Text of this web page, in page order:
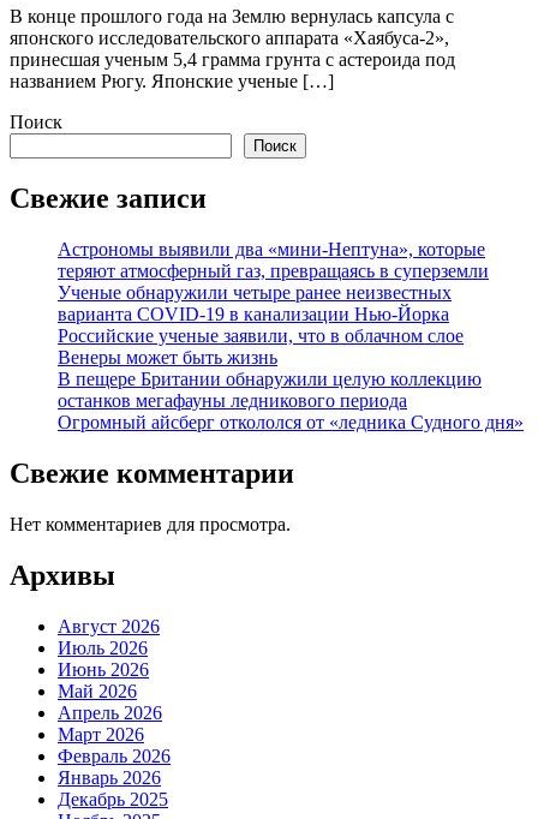
В конце прошлого года на Землю вернулась капсула с
японского исследовательского аппарата «Хаябуса-2»,
принесшая ученым 5,4 грамма грунта с астероида под
названием Рюгу. Японские ученые […]
Поиск
Поиск
Свежие записи
Астрономы выявили два «мини-Нептуна», которые
теряют атмосферный газ, превращаясь в суперземли
Ученые обнаружили четыре ранее неизвестных
варианта COVID-19 в канализации Нью-Йорка
Российские ученые заявили, что в облачном слое
Венеры может быть жизнь
В пещере Британии обнаружили целую коллекцию
останков мегафауны ледникового периода
Огромный айсберг откололся от «ледника Судного дня»
Свежие комментарии
Нет комментариев для просмотра.
Архивы
Август 2026
Июль 2026
Июнь 2026
Май 2026
Апрель 2026
Март 2026
Февраль 2026
Январь 2026
Декабрь 2025